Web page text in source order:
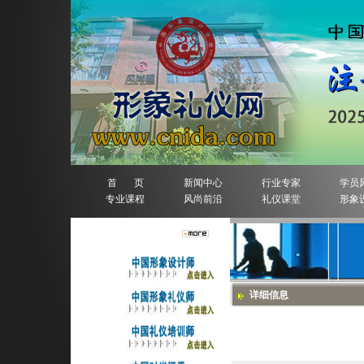
首 页 新闻中心 行业专家
学员
专业课程
风尚前沿 礼仪课堂 形象
详细信息